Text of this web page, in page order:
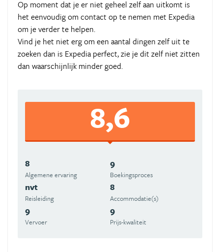
Op moment dat je er niet geheel zelf aan uitkomt is
het eenvoudig om contact op te nemen met Expedia
om je verder te helpen.
Vind je het niet erg om een aantal dingen zelf uit te
zoeken dan is Expedia perfect, zie je dit zelf niet zitten
dan waarschijnlijk minder goed.
8,6
8
Algemene ervaring
9
Boekingsproces
nvt
Reisleiding
8
Accommodatie(s)
9
Vervoer
9
Prijs-kwaliteit